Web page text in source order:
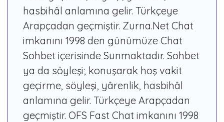
hasbihâl anlamına gelir. Türkçeye
Arapçadan geçmiştir. Zurna.Net Chat
imkanını 1998 den günümüze Chat
Sohbet içerisinde Sunmaktadır. Sohbet
ya da söyleşi; konuşarak hoş vakit
geçirme, söyleşi, yârenlik, hasbihâl
anlamına gelir. Türkçeye Arapçadan
geçmiştir. OFS Fast Chat imkanını 1998